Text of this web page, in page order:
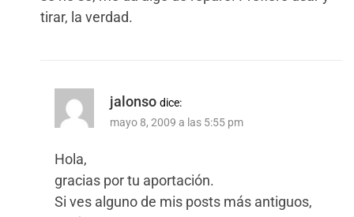
tirar, la verdad.
jalonso dice:
mayo 8, 2009 a las 5:55 pm
Hola,
gracias por tu aportación.
Si ves alguno de mis posts más antiguos,